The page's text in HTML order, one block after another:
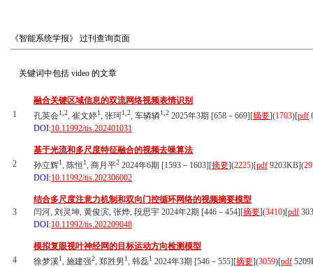
《智能系统学报》 过刊查询页面
关键词中包括 video 的文章
1
融合关键区域信息的双流网络视频表情识别
孔英会1,2, 崔文婷1, 张珂1,2, 车辚辚1,2 2025年3期 [658－669][摘要](1703)[pdf
DOI:10.11992/tis.202401031
2
基于光流和多尺度特征融合的视频去噪算法
孙立辉1, 陈恒1, 商月平2 2024年6期 [1593－1603][摘要](2225)[pdf 9203KB](
DOI:10.11992/tis.202306002
3
结合多尺度注意力机制和双向门控循环网络的视频摘要模型
闫河, 刘灵坤, 黄俊滨, 张烨, 段思宇 2024年2期 [446－454][摘要](3410)[pdf
DOI:10.11992/tis.202209048
4
模拟复眼视叶神经网的目标运动方向检测模型
徐梦溪1, 施建强2, 郑胜男1, 韩磊1 2024年3期 [546－555][摘要](3059)[pdf